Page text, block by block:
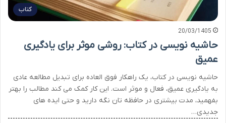
کتاب
20/03/1405
حاشیه نویسی در کتاب: روشی موثر برای یادگیری
عمیق
حاشیه نویسی در کتاب، یک راهکار فوق العاده برای تبدیل مطالعه عادی
به یادگیری عمیق، فعال و موثر است. این کار کمک می کند مطالب را بهتر
بفهمید، مدت بیشتری در حافظه تان نگه دارید و حتی ایده های
جدیدی…